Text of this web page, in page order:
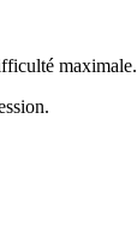
maximale.
.